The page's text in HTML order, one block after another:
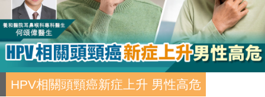
HPV相關頭頸癌新症上升 男性高危